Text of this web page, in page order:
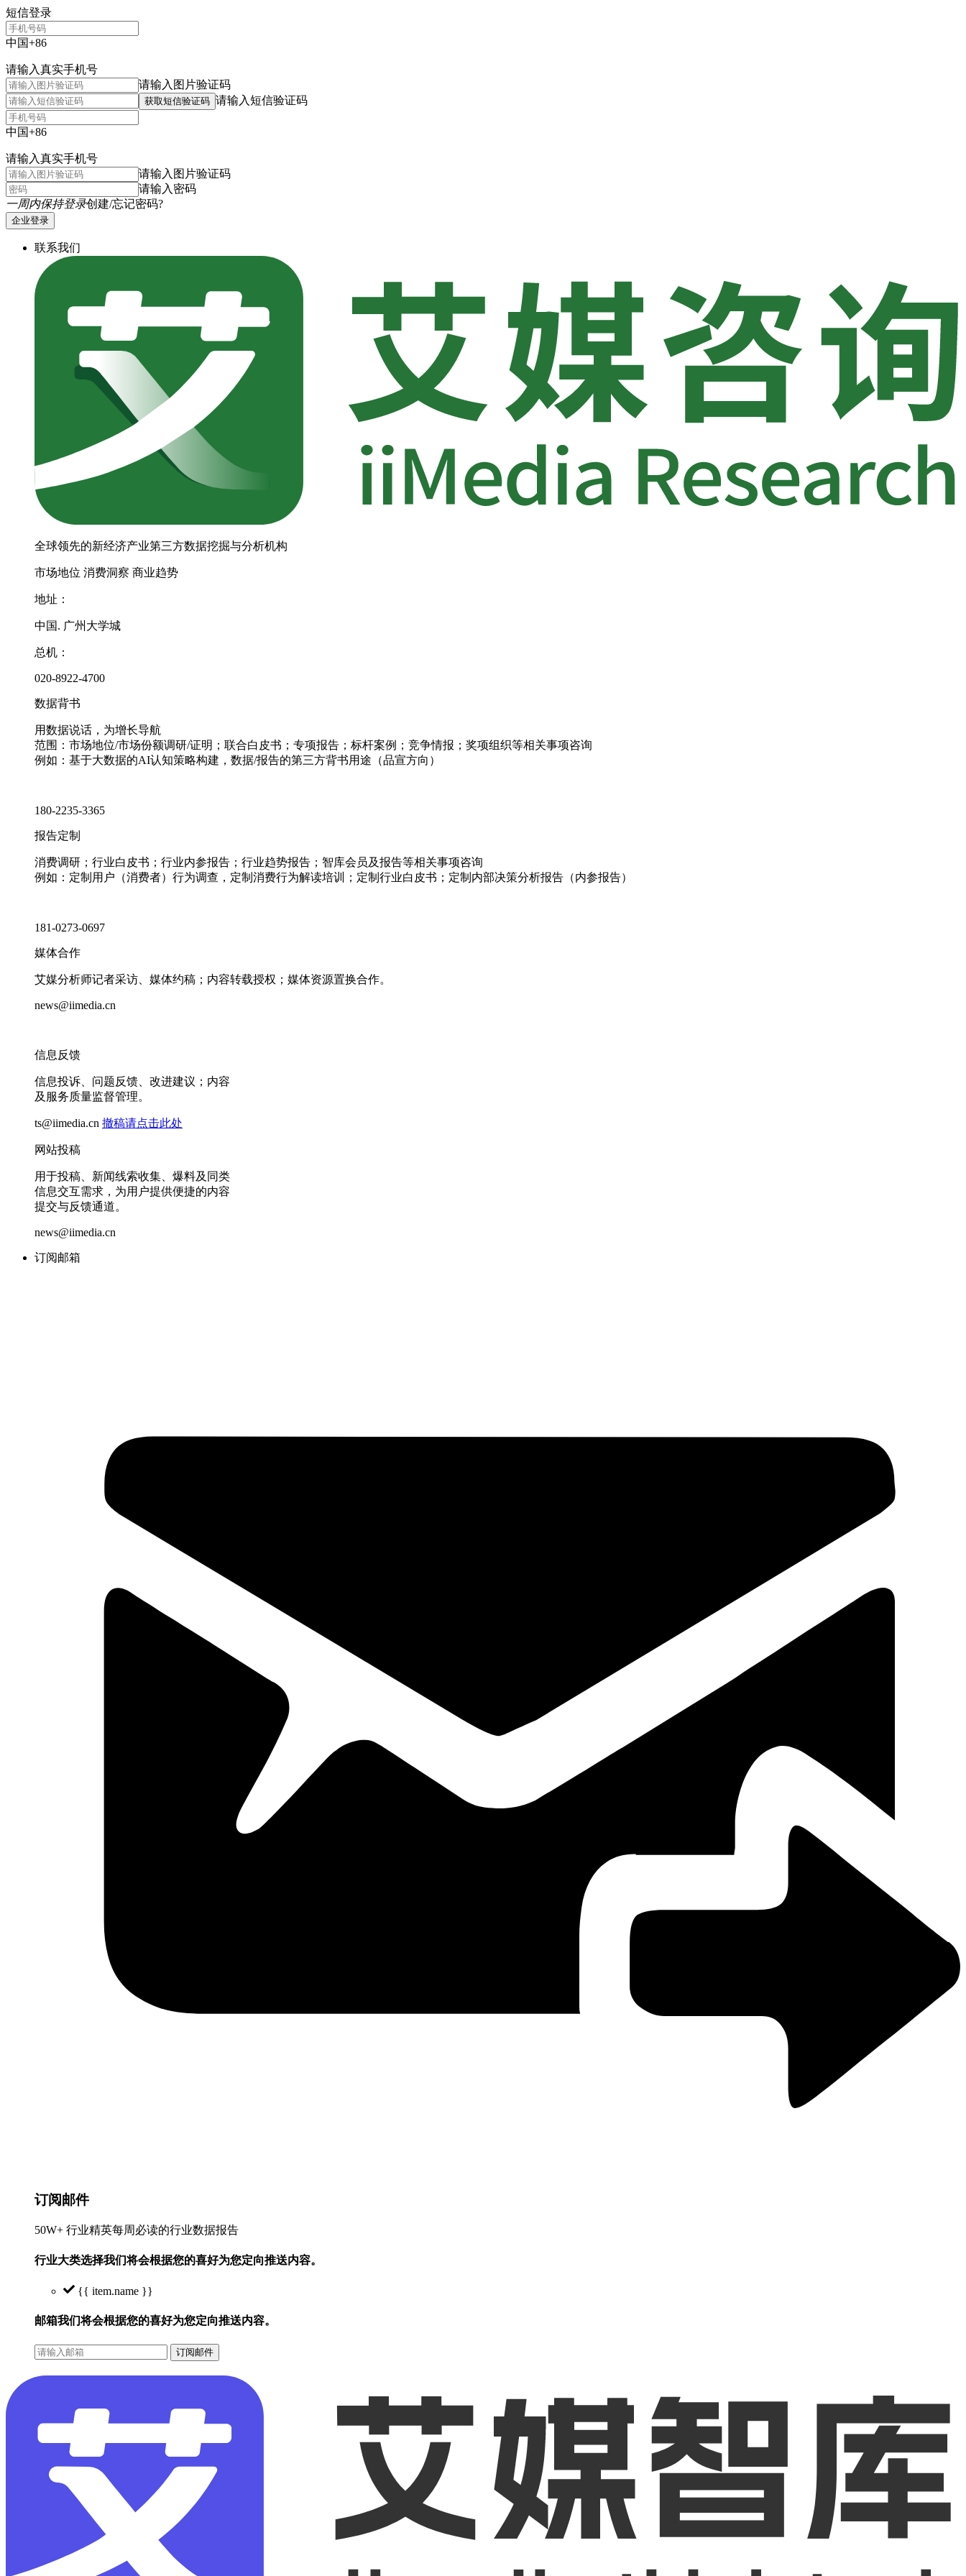
短信登录
中国+86
请输入真实手机号
请输入图片验证码
获取短信验证码 请输入短信验证码
中国+86
请输入真实手机号
请输入图片验证码
请输入密码
一周内保持登录创建/忘记密码?
企业登录
联系我们
全球领先的新经济产业第三方数据挖掘与分析机构
市场地位 消费洞察 商业趋势
地址：
中国. 广州大学城
总机：
020-8922-4700
数据背书
用数据说话，为增长导航
范围：市场地位/市场份额调研/证明；联合白皮书；专项报告；标杆案例；竞争情报；奖项组织等相关事项咨询
例如：基于大数据的AI认知策略构建，数据/报告的第三方背书用途（品宣方向）
180-2235-3365
报告定制
消费调研；行业白皮书；行业内参报告；行业趋势报告；智库会员及报告等相关事项咨询
例如：定制用户（消费者）行为调查，定制消费行为解读培训；定制行业白皮书；定制内部决策分析报告（内参报告）
181-0273-0697
媒体合作
艾媒分析师记者采访、媒体约稿；内容转载授权；媒体资源置换合作。
news@iimedia.cn
信息反馈
信息投诉、问题反馈、改进建议；内容
及服务质量监督管理。
ts@iimedia.cn 撤稿请点击此处
网站投稿
用于投稿、新闻线索收集、爆料及同类
信息交互需求，为用户提供便捷的内容
提交与反馈通道。
news@iimedia.cn
订阅邮箱
订阅邮件
50W+ 行业精英每周必读的行业数据报告
行业大类选择我们将会根据您的喜好为您定向推送内容。
{{ item.name }}
邮箱我们将会根据您的喜好为您定向推送内容。
订阅邮件